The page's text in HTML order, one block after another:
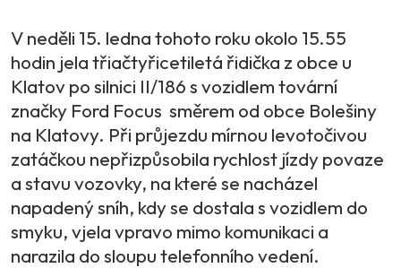
V neděli 15. ledna tohoto roku okolo 15.55
hodin jela třiačtyřicetiletá řidička z obce u
Klatov po silnici II/186 s vozidlem tovární
značky Ford Focus směrem od obce Bolešiny
na Klatovy. Při průjezdu mírnou levotočivou
zatáčkou nepřizpůsobila rychlost jízdy povaze
a stavu vozovky, na které se nacházel
napadený sníh, kdy se dostala s vozidlem do
smyku, vjela vpravo mimo komunikaci a
narazila do sloupu telefonního vedení.